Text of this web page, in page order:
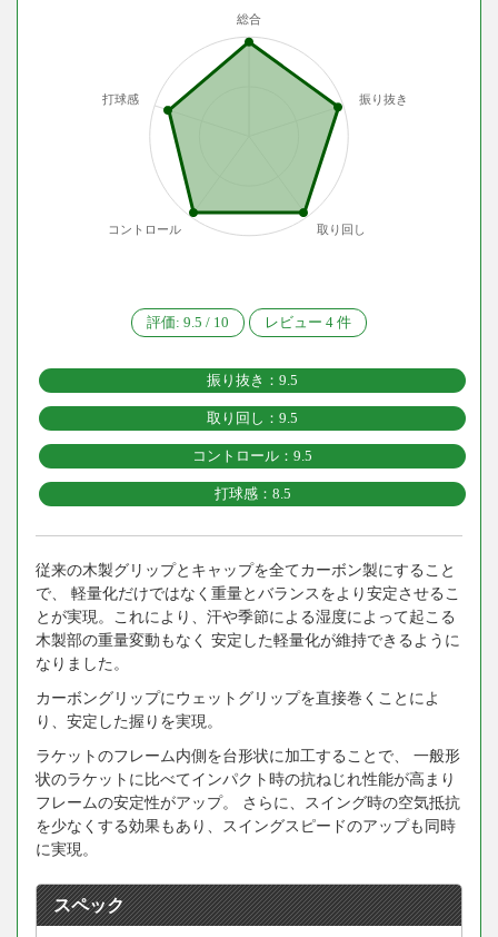
総合
振り抜き
取り回し
コントロール
打球感
評価: 9.5 / 10 レビュー 4 件
振り抜き：9.5
取り回し：9.5
コントロール：9.5
打球感：8.5
従来の木製グリップとキャップを全てカーボン製にすること
で、 軽量化だけではなく重量とバランスをより安定させるこ
とが実現。これにより、汗や季節による湿度によって起こる
木製部の重量変動もなく 安定した軽量化が維持できるように
なりました。
カーボングリップにウェットグリップを直接巻くことによ
り、安定した握りを実現。
ラケットのフレーム内側を台形状に加工することで、 一般形
状のラケットに比べてインパクト時の抗ねじれ性能が高まり
フレームの安定性がアップ。 さらに、スイング時の空気抵抗
を少なくする効果もあり、スイングスピードのアップも同時
に実現。
スペック